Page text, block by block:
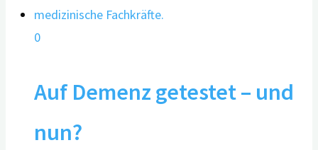
0
Auf Demenz getestet – und
nun?